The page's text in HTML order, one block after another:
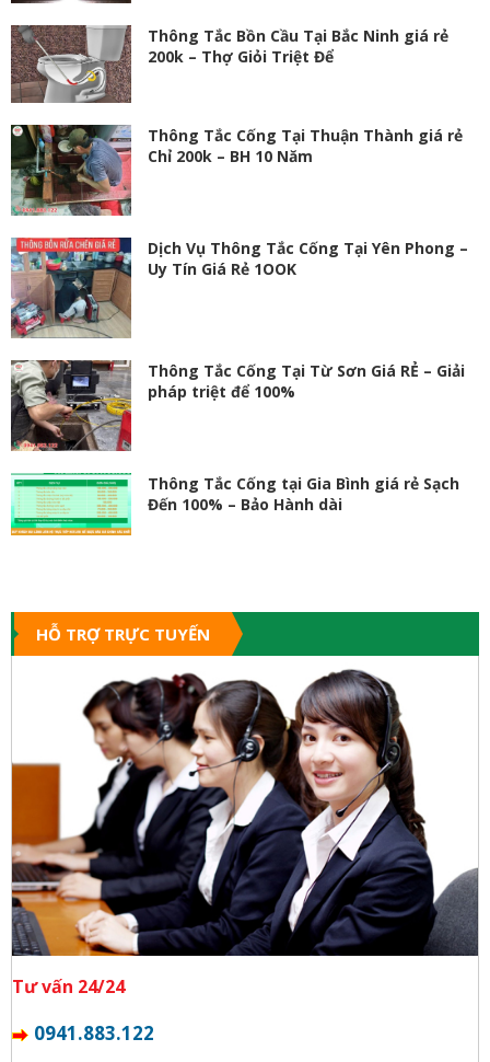
Thông Tắc Bồn Cầu Tại Bắc Ninh giá rẻ
200k – Thợ Giỏi Triệt Để
Thông Tắc Cống Tại Thuận Thành giá rẻ
Chỉ 200k – BH 10 Năm
Dịch Vụ Thông Tắc Cống Tại Yên Phong –
Uy Tín Giá Rẻ 1OOK
Thông Tắc Cống Tại Từ Sơn Giá RẺ – Giải
pháp triệt để 100%
Thông Tắc Cống tại Gia Bình giá rẻ Sạch
Đến 100% – Bảo Hành dài
HỖ TRỢ TRỰC TUYẾN
Tư vấn 24/24
0941.883.122